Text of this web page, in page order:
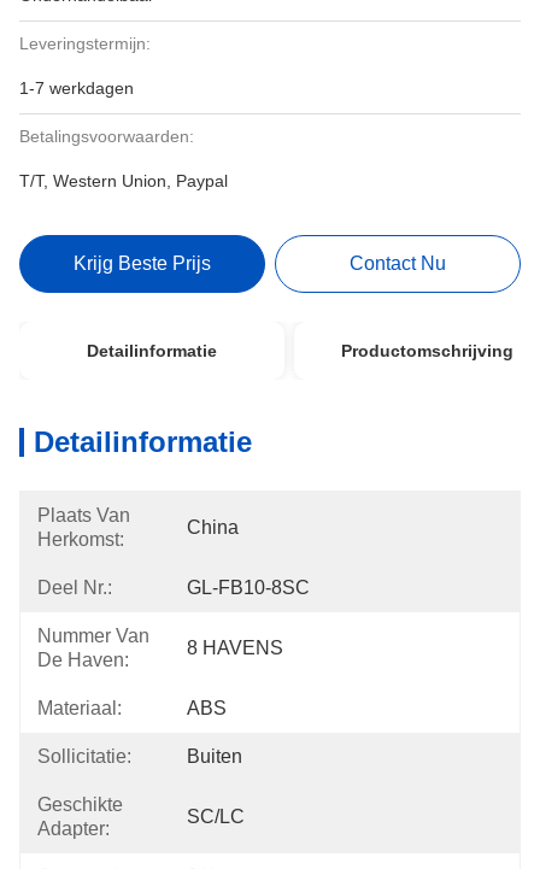
Leveringstermijn:
1-7 werkdagen
Betalingsvoorwaarden:
T/T, Western Union, Paypal
Krijg Beste Prijs Contact Nu
Detailinformatie Productomschrijving
Detailinformatie
Plaats Van
Herkomst:
China
Deel Nr.: GL-FB10-8SC
Nummer Van
De Haven:
8 HAVENS
Materiaal: ABS
Sollicitatie: Buiten
Geschikte
Adapter:
SC/LC